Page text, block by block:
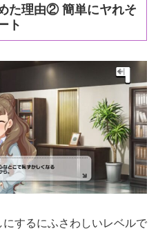
た理由② 簡単にヤれそ
ト
するにふさわしいレベルで